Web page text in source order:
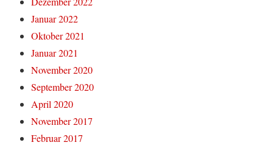
Januar 2022
Oktober 2021
Januar 2021
November 2020
September 2020
April 2020
November 2017
Februar 2017